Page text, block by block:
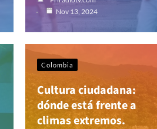
Nov 13, 2024
Colombia
Cultura ciudadana:
dónde está frente a
climas extremos.